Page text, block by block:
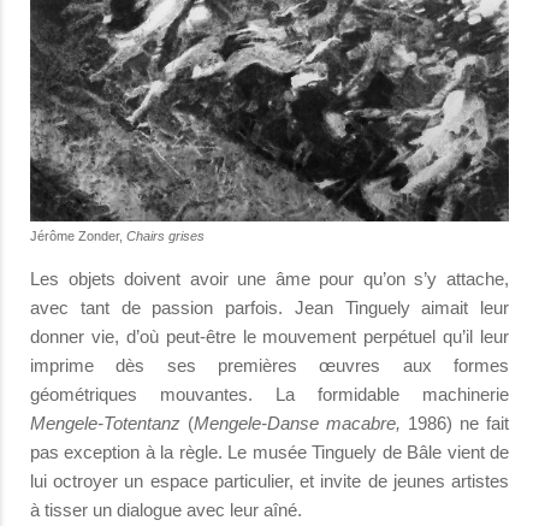
Jérôme Zonder, Chairs grises
Les objets doivent avoir une âme pour qu’on s’y attache,
avec tant de passion parfois. Jean Tinguely aimait leur
donner vie, d’où peut-être le mouvement perpétuel qu’il leur
imprime dès ses premières œuvres aux formes
géométriques mouvantes. La formidable machinerie
Mengele-Totentanz (Mengele-Danse macabre, 1986) ne fait
pas exception à la règle. Le musée Tinguely de Bâle vient de
lui octroyer un espace particulier, et invite de jeunes artistes
à tisser un dialogue avec leur aîné.